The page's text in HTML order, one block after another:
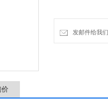
发邮件给我
价